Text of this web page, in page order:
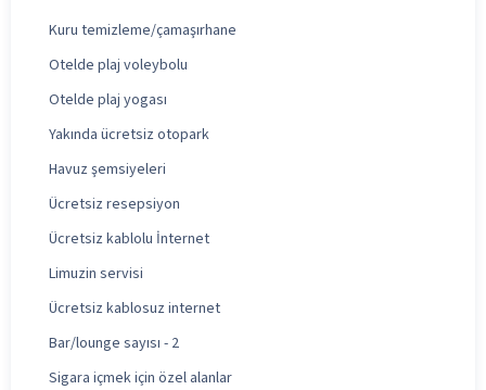
Kuru temizleme/çamaşırhane
Otelde plaj voleybolu
Otelde plaj yogası
Yakında ücretsiz otopark
Havuz şemsiyeleri
Ücretsiz resepsiyon
Ücretsiz kablolu İnternet
Limuzin servisi
Ücretsiz kablosuz internet
Bar/lounge sayısı - 2
Sigara içmek için özel alanlar